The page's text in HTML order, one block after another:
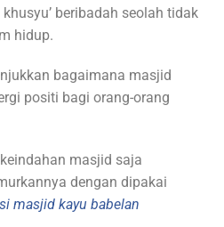
beribadah seolah tidak
hidup.
bagaimana masjid
positi bagi orang-orang
masjid saja
dengan dipakai
masjid kayu babelan